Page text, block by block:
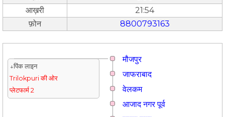
आख़री
21:54
फ़ोन
8800793163
मौजपुर
↓पिंक लाइन
Trilokpuri की ओर
प्लेटफार्म 2
जाफराबाद
वेलकम
आजाद नगर पूर्व